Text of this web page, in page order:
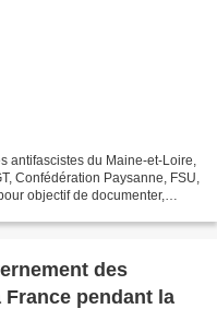
antifascistes du Maine-et-Loire,
Confédération Paysanne, FSU,
objectif de documenter,
des
pendant la